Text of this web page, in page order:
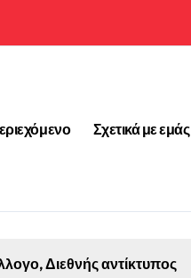
Σχετικά με εμάς
Διεθνής αντίκτυπος